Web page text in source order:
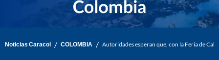
Noticias Caracol / COLOMBIA / Autoridades esperan que, con la Feria de Cali